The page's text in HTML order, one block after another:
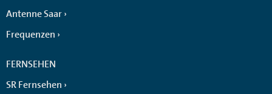
Antenne Saar
Frequenzen
FERNSEHEN
SR Fernsehen